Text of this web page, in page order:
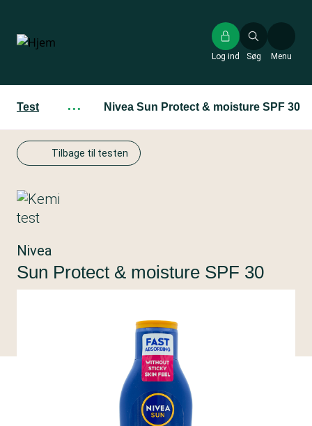
hovedindhold
Søg
Log ind Menu
Test ··· Nivea Sun Protect & moisture SPF 30
Tilbage til testen
Nivea
Sun Protect & moisture SPF 30